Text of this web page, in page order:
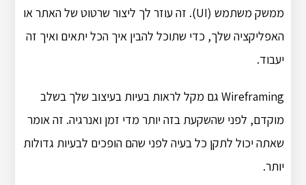
ממשק משתמש (UI). זה עוזר לך ליצור שרטוט של האתר או
האפליקציה שלך, כדי שתוכל להבין איך הכל יתאים ואיך זה
יעבוד.
Wireframing גם מקל לראות בעיות בעיצוב שלך בשלב
מוקדם, לפני שהשקעת בזה יותר מדי זמן ואנרגיה. זה אומר
שאתה יכול לתקן כל בעיה לפני שהם הופכים לבעיות גדולות
יותר.